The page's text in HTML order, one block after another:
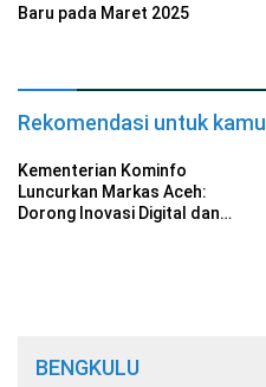
Baru pada Maret 2025
Rekomendasi untuk kamu
Kementerian Kominfo
Luncurkan Markas Aceh:
Dorong Inovasi Digital dan
BENGKULU